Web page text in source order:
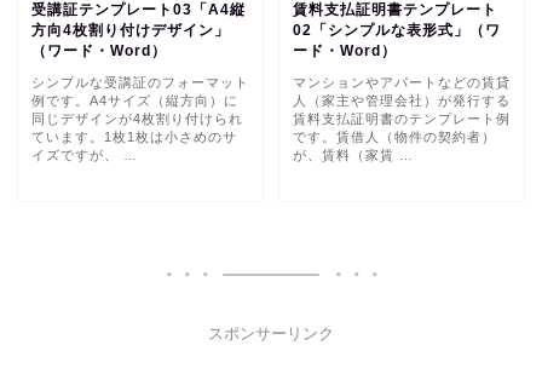
受講証テンプレート03「A4縦
方向4枚割り付けデザイン」
（ワード・Word）
シンプルな受講証のフォーマット
例です。A4サイズ（縦方向）に
同じデザインが4枚割り付けられ
ています。1枚1枚は小さめのサ
イズですが、 …
賃料支払証明書テンプレート
02「シンプルな表形式」（ワ
ード・Word）
マンションやアパートなどの賃貸
人（家主や管理会社）が発行する
賃料支払証明書のテンプレート例
です。賃借人（物件の契約者）
が、賃料（家賃 …
スポンサーリンク